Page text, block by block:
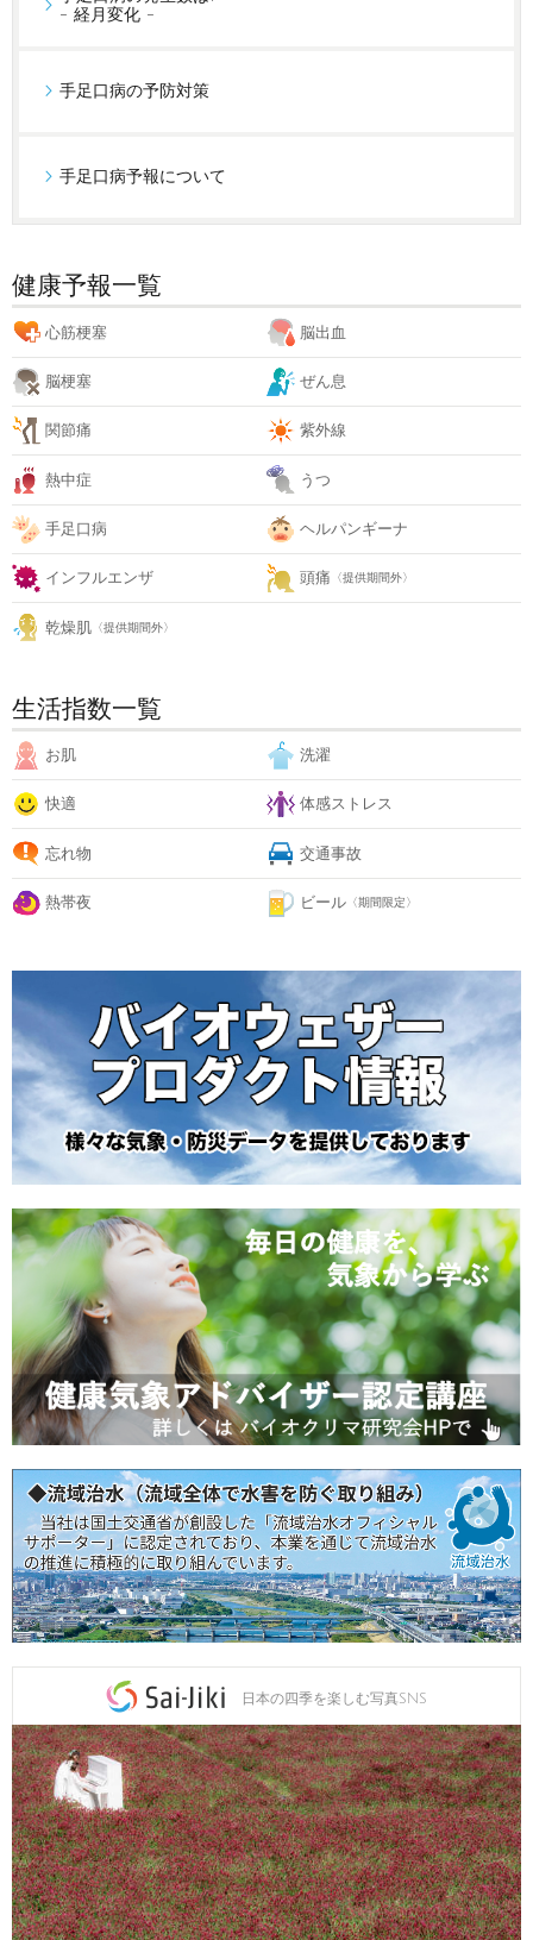
- 経月変化 -
手足口病の予防対策
手足口病予報について
健康予報一覧
心筋梗塞 脳出血
脳梗塞 ぜん息
関節痛 紫外線
熱中症 うつ
手足口病 ヘルパンギーナ
インフルエンザ 頭痛 〈提供期間外〉
乾燥肌 〈提供期間外〉
生活指数一覧
お肌 洗濯
快適 体感ストレス
忘れ物 交通事故
熱帯夜 ビール 〈期間限定〉
日本の四季を楽しむ写真SNS